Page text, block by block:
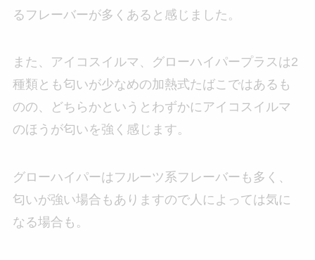
るフレーバーが多くあると感じました。
また、アイコスイルマ、グローハイパープラスは2
種類とも匂いが少なめの加熱式たばこではあるも
のの、どちらかというとわずかにアイコスイルマ
のほうが匂いを強く感じます。
グローハイパーはフルーツ系フレーバーも多く、
匂いが強い場合もありますので人によっては気に
なる場合も。